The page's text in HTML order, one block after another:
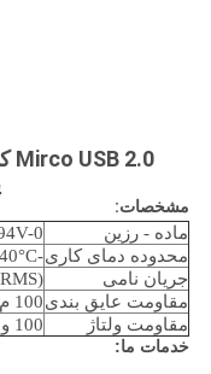
مشخصات:
ماده - رزین
0
محدوده دمای کاری-40°C تا +85°C
جریان نامی
مقاومت عایق بندی100 م امگا مین
مقاومت ولتاژ
100 ولت AC rm.s
خدمات ما: